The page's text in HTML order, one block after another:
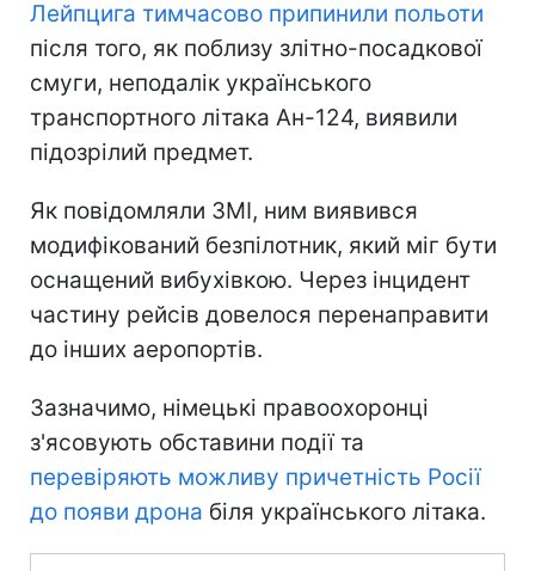
Лейпцига тимчасово припинили польоти
після того, як поблизу злітно-посадкової
смуги, неподалік українського
транспортного літака Ан-124, виявили
підозрілий предмет.
Як повідомляли ЗМІ, ним виявився
модифікований безпілотник, який міг бути
оснащений вибухівкою. Через інцидент
частину рейсів довелося перенаправити
до інших аеропортів.
Зазначимо, німецькі правоохоронці
з'ясовують обставини події та
перевіряють можливу причетність Росії
до появи дрона біля українського літака.